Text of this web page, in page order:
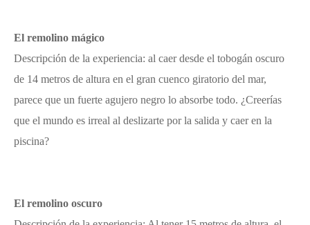
El remolino mágico
Descripción de la experiencia: al caer desde el tobogán oscuro
de 14 metros de altura en el gran cuenco giratorio del mar,
parece que un fuerte agujero negro lo absorbe todo. ¿Creerías
que el mundo es irreal al deslizarte por la salida y caer en la
piscina?
El remolino oscuro